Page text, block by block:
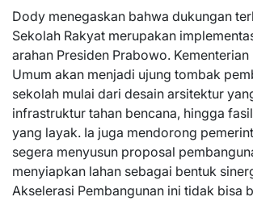
Dody menegaskan bahwa dukungan
Sekolah Rakyat merupakan
arahan Presiden Prabowo. Kementerian
Umum akan menjadi ujung tombak
sekolah mulai dari desain arsitektur
infrastruktur tahan bencana, hingga
yang layak. Ia juga mendorong
segera menyusun proposal
menyiapkan lahan sebagai bentuk
Akselerasi Pembangunan ini tidak bisa